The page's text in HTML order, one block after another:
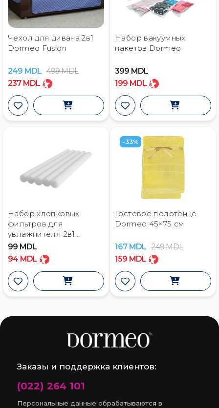
Чехол для дивана 2в1
Dormeo Fusion
249 MDL 499MDL
237 MDL
Набор вакуумных
пакетов Dormeo
399 MDL
199 MDL
Набор хлопковых
фильтров для
увлажнителя 2в1
Dormeo (5 шт.)
99 MDL
94 MDL
-33%
Гостевое полотенце
Dormeo 45×75 см
167 MDL 249MDL
159 MDL
Заказы и поддержка клиентов:
(022) 264 101
Персональные данные обрабатываются в